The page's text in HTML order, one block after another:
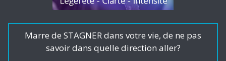
Marre de STAGNER dans votre vie, de ne pas
savoir dans quelle direction aller?